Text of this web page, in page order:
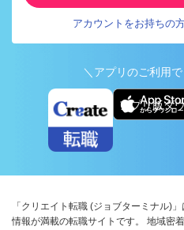
アカウントをお持ちの
＼アプリのご利用
アプリ版ダ
「クリエイト転職 (ジョブターミナル)
情報が満載の転職サイトです。 地域密